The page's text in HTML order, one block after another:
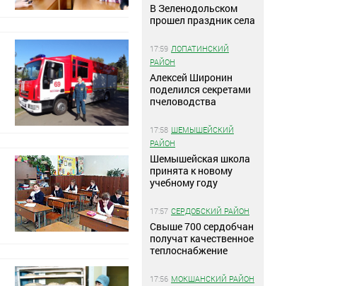
В Зеленодольском
прошел праздник села
17:59 ЛОПАТИНСКИЙ
РАЙОН
Алексей Широнин
поделился секретами
пчеловодства
17:58 ШЕМЫШЕЙСКИЙ
РАЙОН
Шемышейская школа
принята к новому
учебному году
17:57 СЕРДОБСКИЙ РАЙОН
Свыше 700 сердобчан
получат качественное
теплоснабжение
17:56 МОКШАНСКИЙ РАЙОН